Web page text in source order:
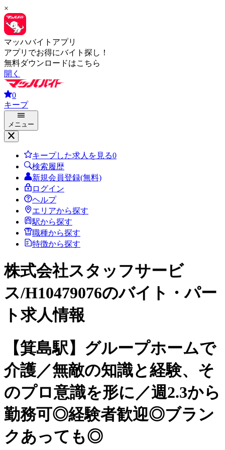
×
マッハバイトアプリ
アプリでお得にバイト探し！
無料ダウンロードはこちら
開く
0
キープ
メニュー
キープした求人を見る0
検索履歴
新規会員登録(無料)
ログイン
ヘルプ
エリアから探す
駅から探す
職種から探す
特徴から探す
株式会社スタッフサービ
ス/H10479076のバイト・パー
ト求人情報
【箕島駅】グループホームで
介護／無敵の知識と経験、そ
のプロ意識を形に／週2.3から
勤務可◎経験者歓迎◎ブラン
クあっても◎